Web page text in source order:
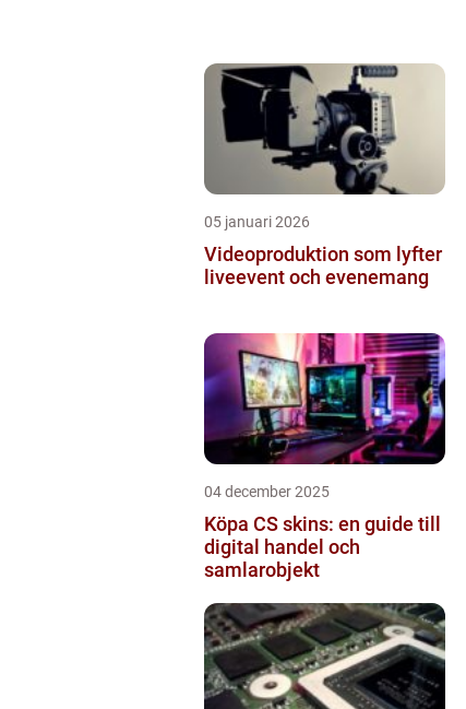
05 januari 2026
Videoproduktion som lyfter
liveevent och evenemang
04 december 2025
Köpa CS skins: en guide till
digital handel och
samlarobjekt